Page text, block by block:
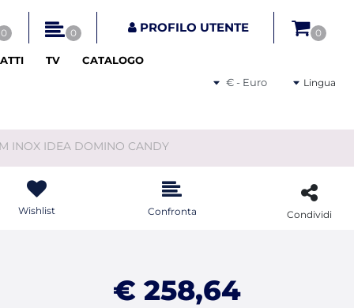
disponibili.
0 0 PROFILO UTENTE 0
TV CATALOGO
Seleziona una valutaLingua
INOX IDEA DOMINO CANDY
Wishlist Confronta Condividi
€ 258,64